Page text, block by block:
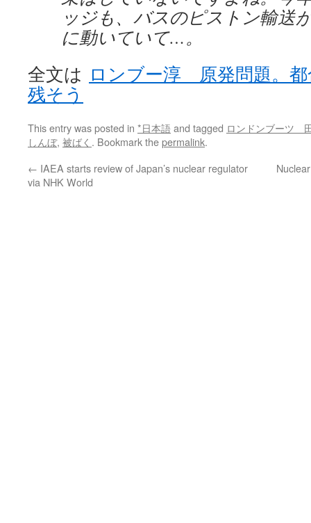
ッジも、バスのピストン輸送
に動いていて…。
全文は ロンブー淳 原発問題。
残そう
This entry was posted in *日本語and tagged ロンドンブーツ
しんぼ, 被ばく . Bookmark thepermalink.
← IAEA starts review of Japan’s nuclear regulator
via NHK World